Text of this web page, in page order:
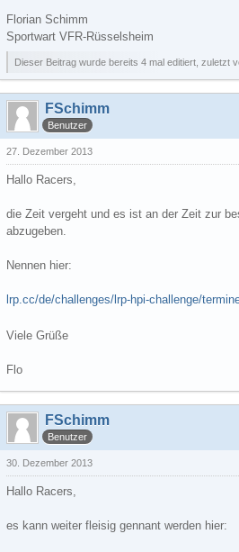
Florian Schimm
Sportwart VFR-Rüsselsheim
Dieser Beitrag wurde bereits 4 mal editiert, zuletzt
FSchimm
Benutzer
27. Dezember 2013
Hallo Racers,
die Zeit vergeht und es ist an der Zeit zur
abzugeben.
Nennen hier:
lrp.cc/de/challenges/lrp-hpi-challenge/
Viele Grüße
Flo
FSchimm
Benutzer
30. Dezember 2013
Hallo Racers,
es kann weiter fleisig gennant werden hier: